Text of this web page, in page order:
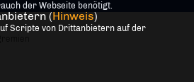
der Webseite benötigt.
(Hinweis)
Scripte von Drittanbietern auf der